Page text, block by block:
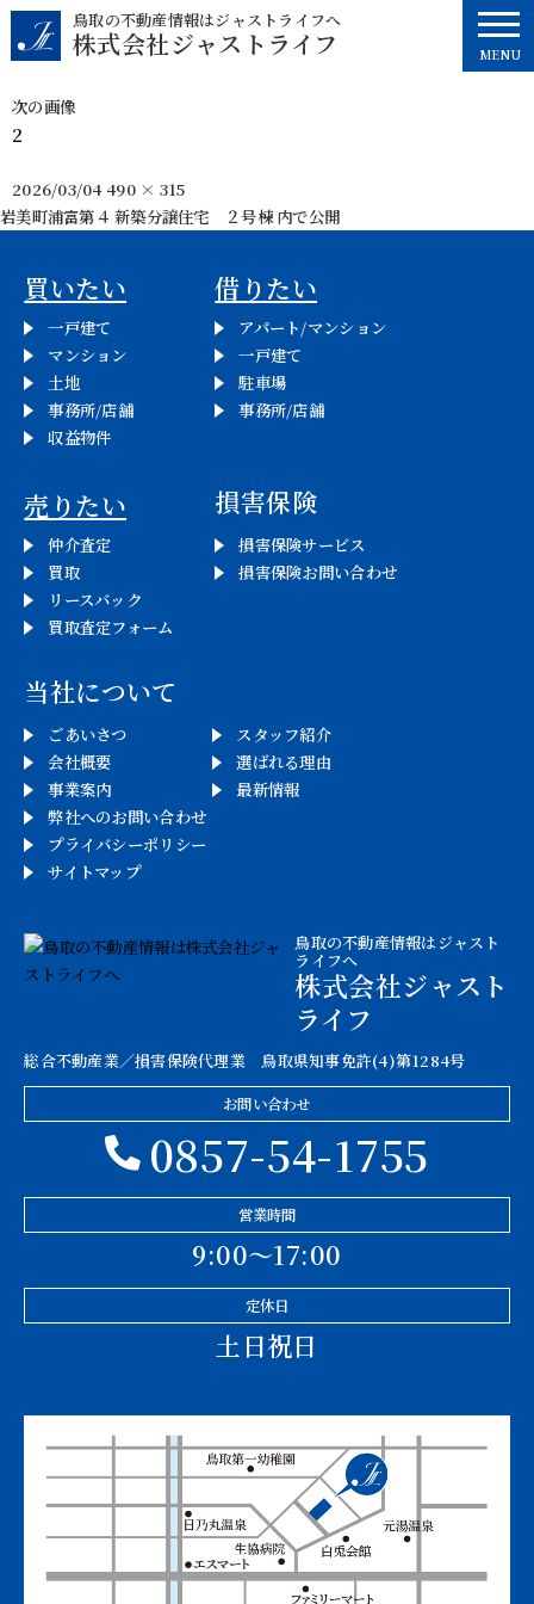
コ
テ
ン
ツ
へ
キ
ッ
鳥取の不動産情報はジャストライフへ
株式会社ジャストライフ MENU
次の画像
2
投
稿
2026/03/04 フ
ル
ズ
490 × 315
投
稿
ナ
ビ
ゲ
シ
ョ
ン
岩美町浦富第４ 新築分譲住宅 ２号棟 内で公開
買いたい
一戸建て
マンション
土地
事務所/店舗
収益物件
借りたい
アパート/マンション
一戸建て
駐車場
事務所/店舗
売りたい
仲介査定
買取
リースバック
買取査定フォーム
損害保険
損害保険サービス
損害保険お問い合わせ
当社について
ごあいさつ
会社概要
事業案内
スタッフ紹介
選ばれる理由
最新情報
弊社へのお問い合わせ
プライバシーポリシー
サイトマップ
鳥取の不動産情報はジャスト
ライフへ
株式会社ジャスト
ライフ
総合不動産業／損害保険代理業 鳥取県知事免許(4)第1284号
お問い合わせ
0857-54-1755
営業時間
9:00〜17:00
定休日
土日祝日